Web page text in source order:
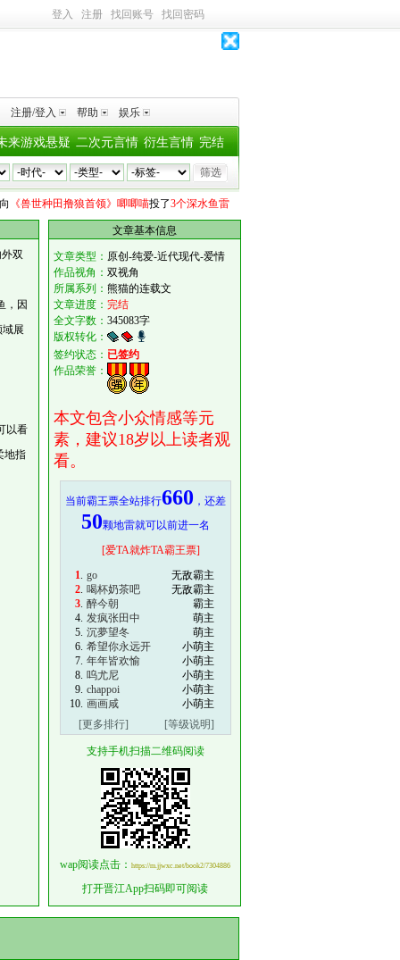
登入 注册 找回账号 找回密码
注册/登入 帮助 娱乐
完结
衍生言情
二次元言情
来游戏悬疑
种田撸狼首领》唧唧喵投了3个深水鱼雷 今天开始学作妖
双
，因
展
以看
地指
文章基本信息
文章类型： 原创-纯爱-近代现代-爱情
作品视角： 双视角
所属系列： 熊猫的连载文
文章进度： 完结
全文字数： 345083字
版权转化：
签约状态： 已签约
作品荣誉：
本文包含小众情感等元
素，建议18岁以上读者观
看。
当前霸王票全站排行660 ，还差
50颗地雷就可以前进一名
[爱TA就炸TA霸王票]
1. go
无敌霸主
2. 喝杯奶茶吧
无敌霸主
3. 醉今朝
霸主
4. 发疯张田中
萌主
5. 沉夢望冬
萌主
6. 希望你永远开
小萌主
7. 年年皆欢愉
小萌主
8. 呜尤尼
小萌主
9. chappoi
小萌主
10. 画画咸
小萌主
[更多排行]
[等级说明]
支持手机扫描二维码阅读
wap阅读点击： https://m.jjwxc.net/book2/7304886
打开晋江App扫码即可阅读